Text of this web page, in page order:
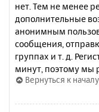
нет. Тем не менее
дополнительные
анонимным
сообщения,
группах и т. д.
минут, поэтому мы
Вернуться к началу